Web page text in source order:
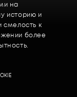
на
историю и
смелость к
более